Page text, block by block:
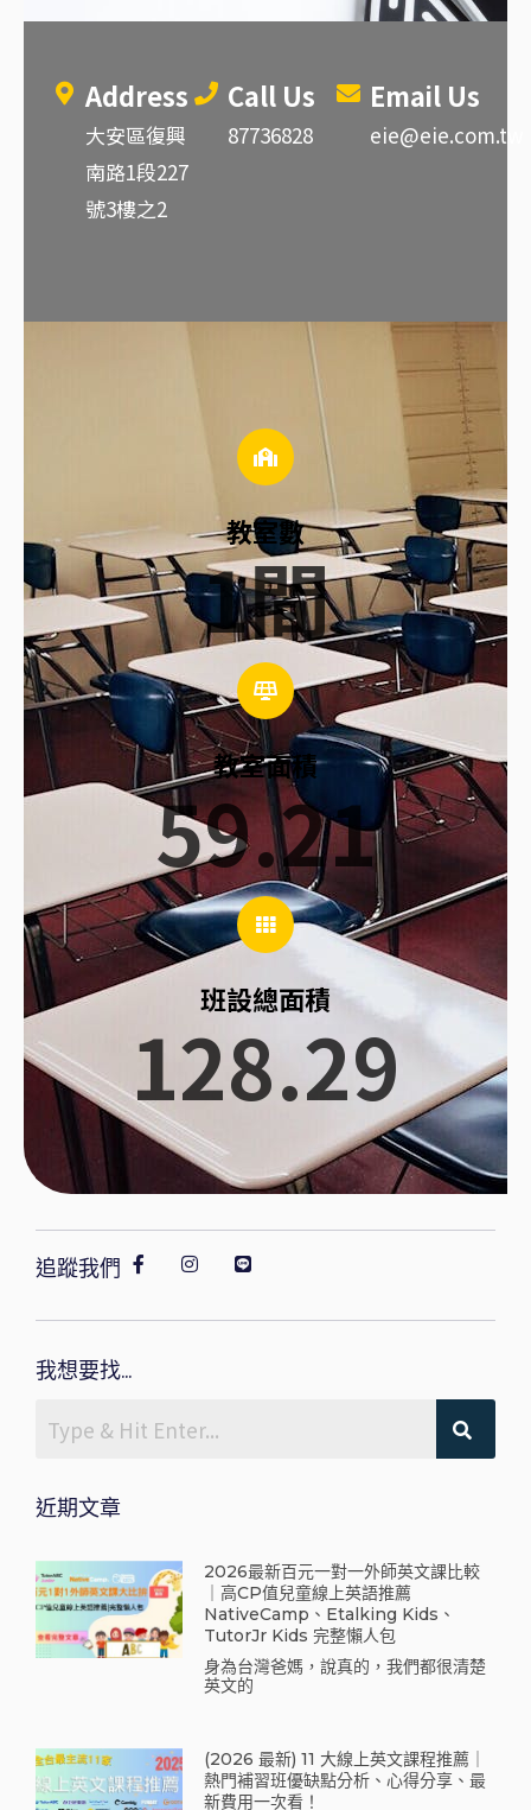
Address
大安區復興
南路1段227
號3樓之2
Call Us
87736828
Email Us
eie@eie.com.tw
1間
教室數
教室面積
59.21
班設總面積
128.29
追蹤我們
我想要找...
近期文章
2026最新百元一對一外師英文課比較
｜高CP值兒童線上英語推薦
NativeCamp、Etalking Kids、
TutorJr Kids 完整懶人包
身為台灣爸媽，說真的，我們都很清楚
英文的
(2026 最新) 11 大線上英文課程推薦｜
熱門補習班優缺點分析、心得分享、最
新費用一次看！